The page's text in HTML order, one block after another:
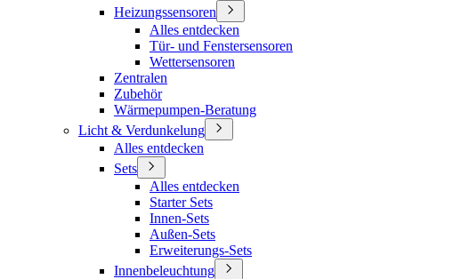
Heizungssensoren
Alles entdecken
Tür- und Fenstersensoren
Wettersensoren
Zentralen
Zubehör
Wärmepumpen-Beratung
Licht & Verdunkelung
Alles entdecken
Sets
Alles entdecken
Starter Sets
Innen-Sets
Außen-Sets
Erweiterungs-Sets
Innenbeleuchtung